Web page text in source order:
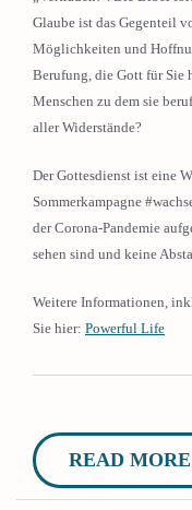
Glaube ist das Gegenteil
Möglichkeiten und
Berufung, die Gott für Sie
Menschen zu dem sie
aller Widerstände?
Der Gottesdienst ist eine
Sommerkampagne
der Corona-Pandemie
sehen sind und keine
Weitere Informationen,
Sie hier: Powerful Life
READ MORE